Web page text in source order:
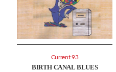
BIRTH CANAL BLUES
Current 93